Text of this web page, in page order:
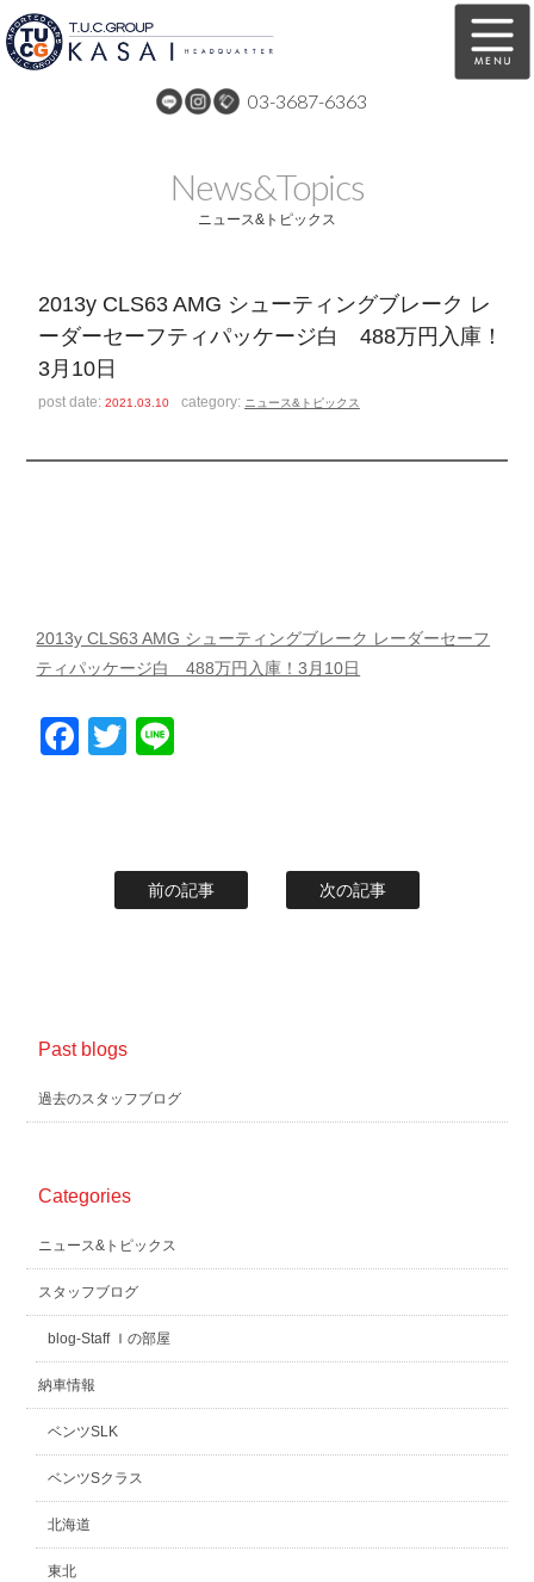
03-3687-6363
全国納車 特別作業
注文販売
ホーム T.U.C.GROUP
News&Topics
ニュース&トピックス
2013y CLS63 AMG シューティングブレーク レ
ーダーセーフティパッケージ白 488万円入庫！
3月10日
post date:2021.03.10 category: ニュース&トピックス
2013y CLS63 AMG シューティングブレーク レーダーセーフ
ティパッケージ白 488万円入庫！3月10日
Facebook
Twitter
前の記事 次の記事
Past blogs
過去のスタッフブログ
Categories
ニュース&トピックス
スタッフブログ
blog-Staff Ｉの部屋
納車情報
ベンツSLK
ベンツSクラス
北海道
東北